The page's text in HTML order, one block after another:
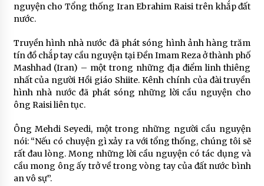
nguyện cho Tổng thống Iran Ebrahim Raisi trên khắp đất
nước.
Truyền hình nhà nước đã phát sóng hình ảnh hàng trăm
tín đồ chắp tay cầu nguyện tại Đền Imam Reza ở thành phố
Mashhad (Iran) – một trong những địa điểm linh thiêng
nhất của người Hồi giáo Shiite. Kênh chính của đài truyền
hình nhà nước đã phát sóng những lời cầu nguyện cho
ông Raisi liên tục.
Ông Mehdi Seyedi, một trong những người cầu nguyện
nói: “Nếu có chuyện gì xảy ra với tổng thống, chúng tôi sẽ
rất đau lòng. Mong những lời cầu nguyện có tác dụng và
cầu mong ông ấy trở về trong vòng tay của đất nước bình
an vô sự”.